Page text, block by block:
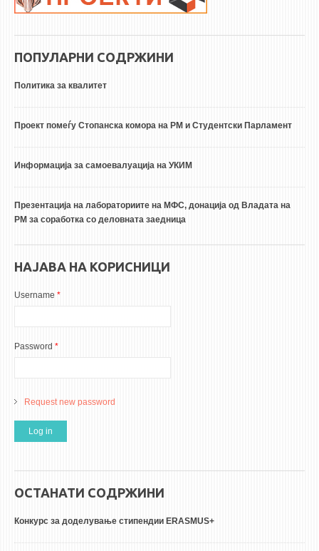
ПОПУЛАРНИ СОДРЖИНИ
Политика за квалитет
Проект помеѓу Стопанска комора на РМ и Студентски Парламент
Информација за самоевалуација на УКИМ
Презентација на лабораториите на МФС, донација од Владата на
РМ за соработка со деловната заедница
НАЈАВА НА КОРИСНИЦИ
Username *
Password *
Request new password
ОСТАНАТИ СОДРЖИНИ
Конкурс за доделување стипендии ERASMUS+